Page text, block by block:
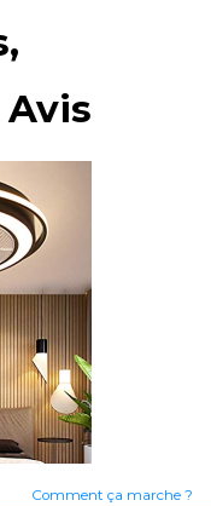
Comment ça marche ?